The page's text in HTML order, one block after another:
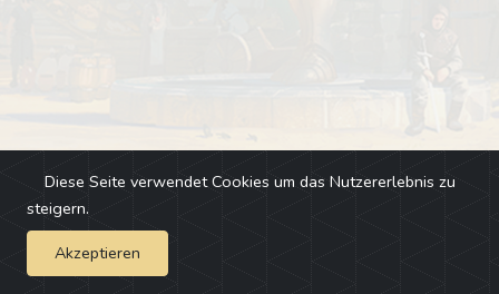
Impressum - Changelog
Diese Seite verwendet Cookies um das Nutzererlebnis zu
steigern.
Akzeptieren